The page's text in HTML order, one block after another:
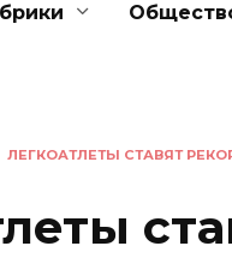
ЛЕГКОАТЛЕТЫ СТАВЯТ